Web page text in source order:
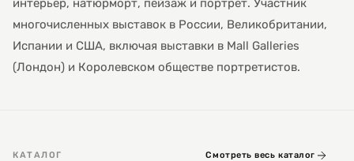
многочисленных выставок в России, Великобритании,
Испании и США, включая выставки в Mall Galleries
(Лондон) и Королевском обществе портретистов.
КАТАЛОГ Смотреть весь каталог